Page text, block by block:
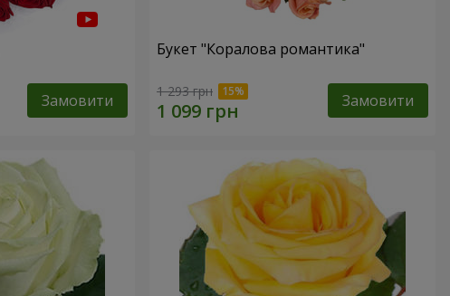
Замовити
Букет "Коралова романтика"
1 293 грн Замовити